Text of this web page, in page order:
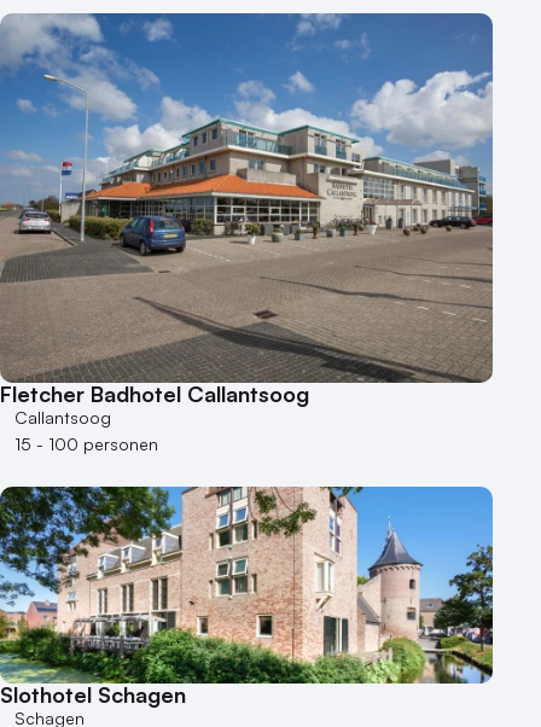
Hybride events
Industriële locatie
Kasteel en landgoed
Kleine / intieme locatie
Locaties aan zee
Museum
Theater
Varende locatie
Fletcher Badhotel Callantsoog
Callantsoog
15 - 100 personen
Slothotel Schagen
Schagen